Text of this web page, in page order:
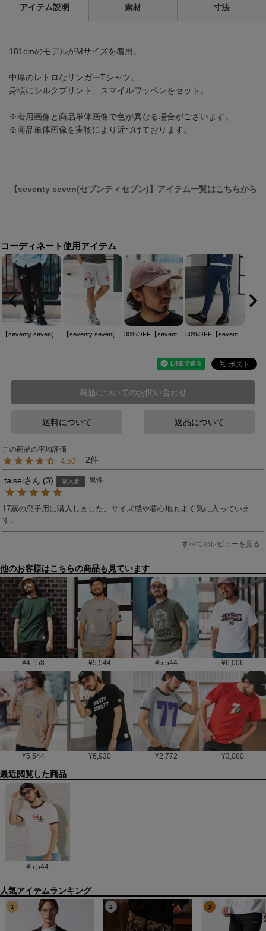
アイテム説明 素材 寸法
181cmのモデルがMサイズを着用。
中厚のレトロなリンガーTシャツ。
身頃にシルクプリント、スマイルワッペンをセット。
※着用画像と商品単体画像で色が異なる場合がございます。
※商品単体画像を実物により近づけております。
【seventy seven(セブンティセブン)】アイテム一覧はこちらから
コーディネート使用アイテム
商品についてのお問い合わせ
送料について 返品について
4.50 2
taisei 3 購入者 男性
17歳の息子用に購入しました。サイズ感や着心地もよく気に入っていま
す。
すべてのレビューを見る
他のお客様はこちらの商品も見ています
¥4,158 ¥5,544 ¥5,544 ¥6,006
¥5,544 ¥6,930 ¥2,772 ¥3,080
最近閲覧した商品
¥5,544
1 2 3